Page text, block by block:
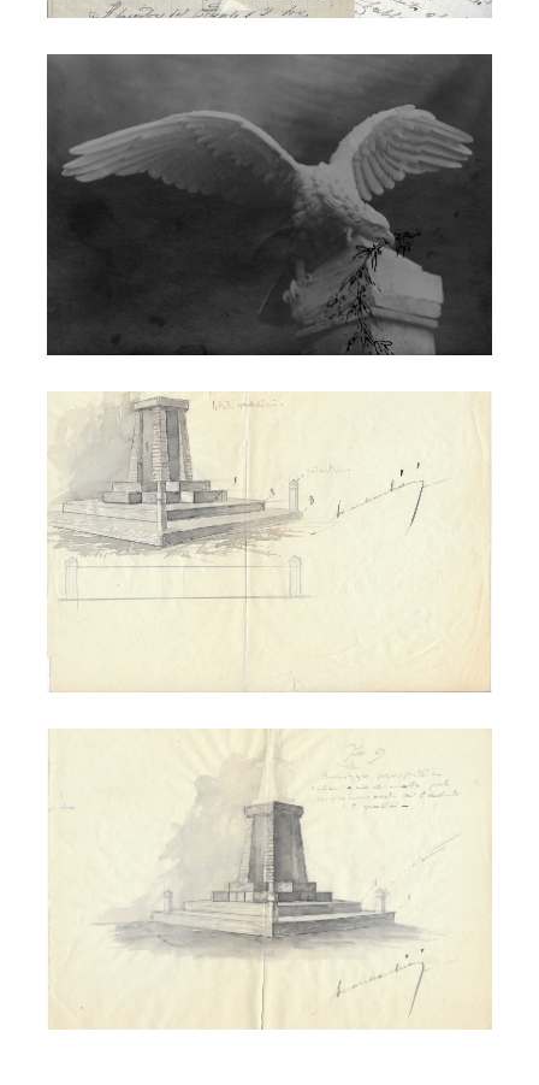
Ettore Marchioni - monumento
Ettore Marchioni - monumento